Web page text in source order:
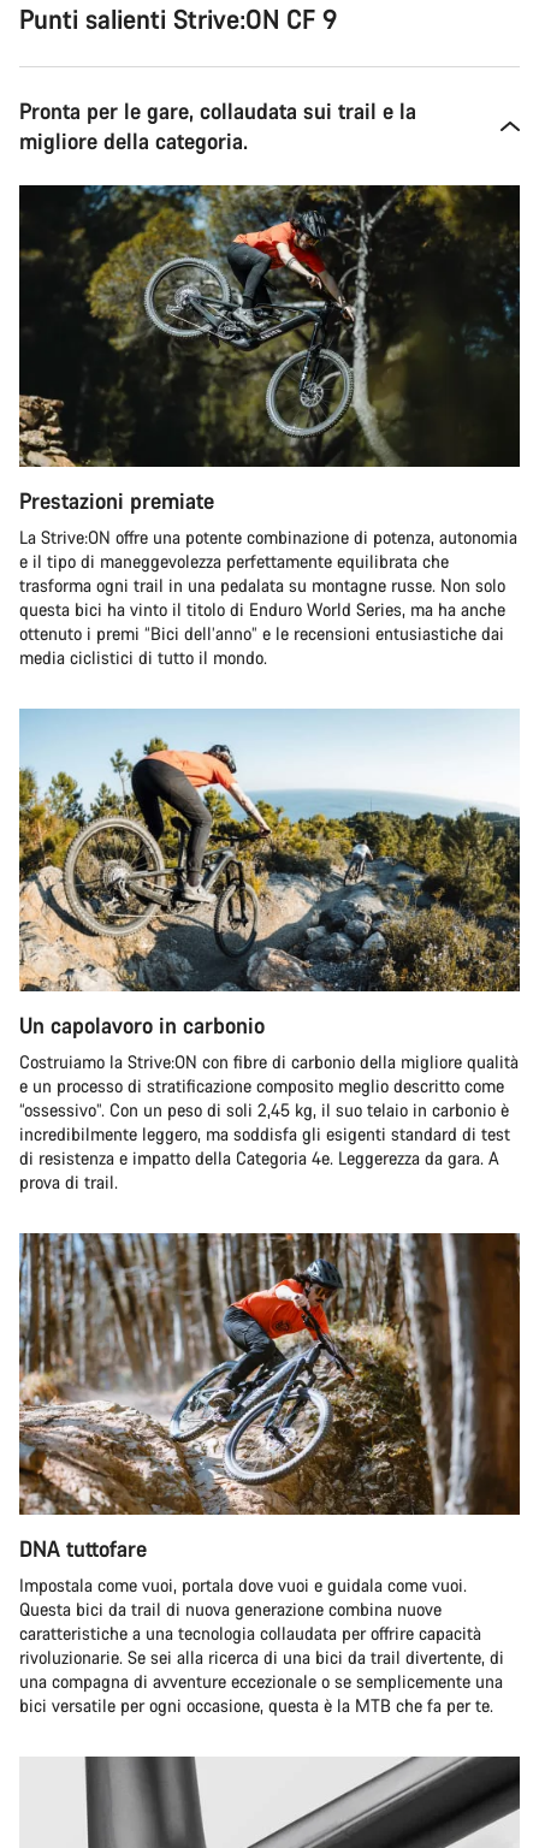
Punti salienti Strive:ON CF 9
Pronta per le gare, collaudata sui trail e la
migliore della categoria.
Prestazioni premiate
La Strive:ON offre una potente combinazione di potenza, autonomia
e il tipo di maneggevolezza perfettamente equilibrata che
trasforma ogni trail in una pedalata su montagne russe. Non solo
questa bici ha vinto il titolo di Enduro World Series, ma ha anche
ottenuto i premi “Bici dell’anno” e le recensioni entusiastiche dai
media ciclistici di tutto il mondo.
Un capolavoro in carbonio
Costruiamo la Strive:ON con fibre di carbonio della migliore qualità
e un processo di stratificazione composito meglio descritto come
“ossessivo”. Con un peso di soli 2,45 kg, il suo telaio in carbonio è
incredibilmente leggero, ma soddisfa gli esigenti standard di test
di resistenza e impatto della Categoria 4e. Leggerezza da gara. A
prova di trail.
DNA tuttofare
Impostala come vuoi, portala dove vuoi e guidala come vuoi.
Questa bici da trail di nuova generazione combina nuove
caratteristiche a una tecnologia collaudata per offrire capacità
rivoluzionarie. Se sei alla ricerca di una bici da trail divertente, di
una compagna di avventure eccezionale o se semplicemente una
bici versatile per ogni occasione, questa è la MTB che fa per te.